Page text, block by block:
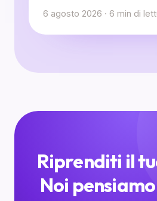
6 agosto 2026 · 6 min di
Riprenditi il
Noi